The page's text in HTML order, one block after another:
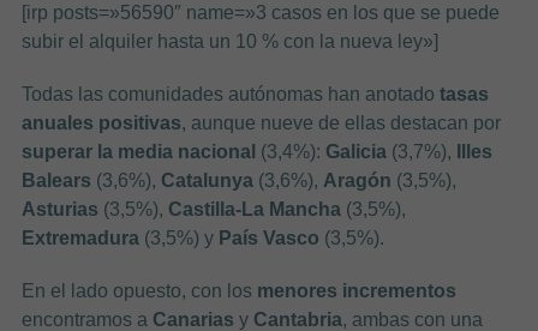
[irp posts=»56590″ name=»3 casos en los que se puede
subir el alquiler hasta un 10 % con la nueva ley»]
Todas las comunidades autónomas han anotado tasas
anuales positivas, aunque nueve de ellas destacan por
superar la media nacional (3,4%): Galicia (3,7%),
Illes
Balears (3,6%), Catalunya (3,6%), Aragón (3,5%),
Asturias (3,5%), Castilla-La Mancha (3,5%),
Extremadura (3,5%) y País Vasco (3,5%).
En el lado opuesto, con los menores incrementos
encontramos a Canarias y Cantabria, ambas con una